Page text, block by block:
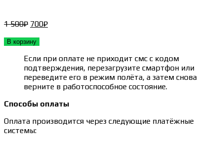
1 500₽ Первоначальная
составляла
700₽Текущая
В корзину
Если при оплате не приходит смс с кодом
подтверждения, перезагрузите смартфон или
переведите его в режим полёта, а затем снова
верните в работоспособное состояние.
Способы оплаты
Оплата производится через следующие платёжные
системы: